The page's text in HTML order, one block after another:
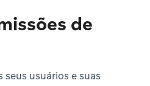
de
seus usuários e suas